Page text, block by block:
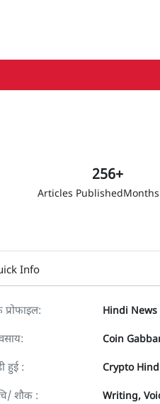
256+
Articles Published
Info
प्रोफाइल: Hindi
Coin
हुई : Crypto
शौक :
Writing,